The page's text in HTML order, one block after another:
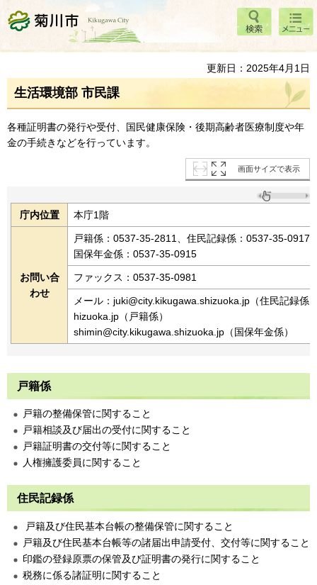
菊川市 検索
メニ
ュー
更新日：2025年4月1日
生活環境部 市民課
各種証明書の発行や受付、国民健康保険・後期高齢者医療制度や年
金の手続きなどを行っています。
画面サイズで表示
庁内位置 本庁1階
お問い合
わせ
戸籍係：0537-35-2811、住民記録係：0537-35-0917
国保年金係：0537-35-0915
ファックス：0537-35-0981
メール：juki@city.kikugawa.shizuoka.jp（住民記録係
hizuoka.jp（戸籍係）
shimin@city.kikugawa.shizuoka.jp（国保年金係）
戸籍係
戸籍の整備保管に関すること
戸籍相談及び届出の受付に関すること
戸籍証明書の交付等に関すること
人権擁護委員に関すること
住民記録係
戸籍及び住民基本台帳の整備保管に関すること
戸籍及び住民基本台帳等の諸届出申請受付、交付等に関すること
印鑑の登録原票の保管及び証明書の発行に関すること
税務に係る諸証明に関すること